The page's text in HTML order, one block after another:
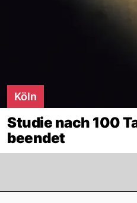
Köln
Studie nach 100
beendet